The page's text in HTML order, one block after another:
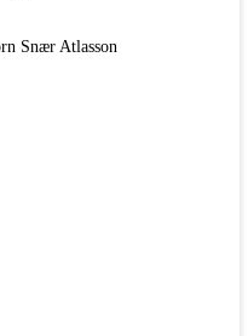
Snær Atlasson